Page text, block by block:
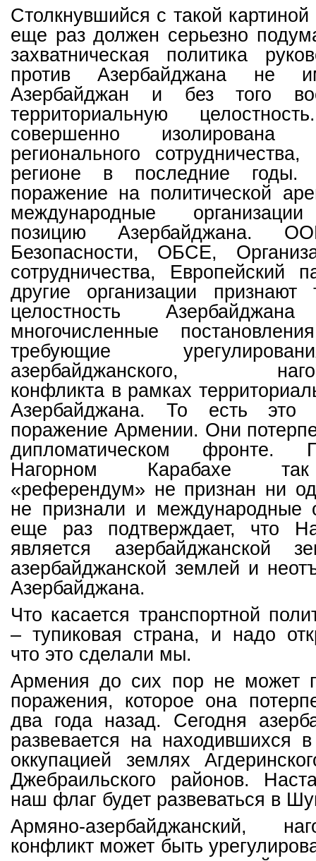
Столкнувшийся с такой
еще раз должен серьезно
захватническая политика
против Азербайджана не
Азербайджан и без того
территориальную
совершенно изолирована
регионального
регионе в последние годы.
поражение на политической
международные
позицию Азербайджана.
Безопасности, ОБСЕ,
сотрудничества, Европейский
другие организации признают
целостность
многочисленные
требующие
азербайджанского,
конфликта в рамках
Азербайджана. То есть это
поражение Армении. Они
дипломатическом фронте.
Нагорном Карабахе
«референдум» не признан ни
не признали и международные
еще раз подтверждает, что
является азербайджанской
азербайджанской землей и
Азербайджана.
Что касается транспортной
– тупиковая страна, и надо
что это сделали мы.
Армения до сих пор не может
поражения, которое она
два года назад. Сегодня
развевается на находившихся
оккупацией землях
Джебраильского районов.
наш флаг будет развеваться в
Армяно-азербайджанский,
конфликт может быть